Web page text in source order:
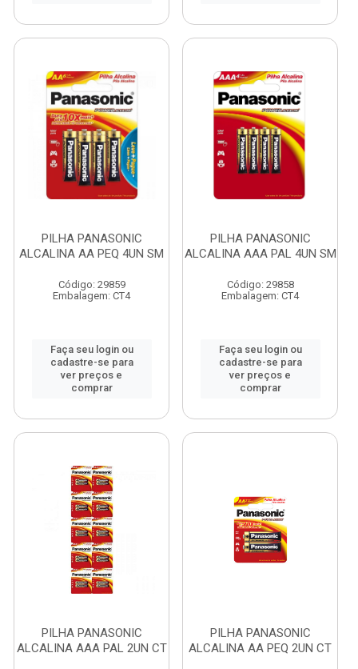
PILHA PANASONIC
ALCALINA AA PEQ 4UN SM
Código: 29859
Embalagem: CT4
Faça seu login ou
cadastre-se para
ver preços e
comprar
PILHA PANASONIC
ALCALINA AAA PAL 4UN SM
Código: 29858
Embalagem: CT4
Faça seu login ou
cadastre-se para
ver preços e
comprar
PILHA PANASONIC
ALCALINA AAA PAL 2UN CT
PILHA PANASONIC
ALCALINA AA PEQ 2UN CT